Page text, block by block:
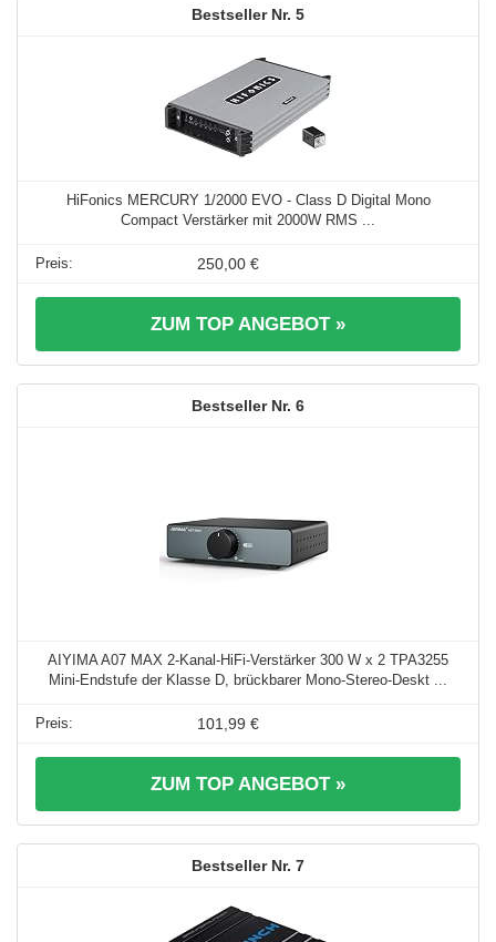
5
HiFonics MERCURY 1/2000 EVO - Class D Digital Mono
Compact Verstärker mit 2000W RMS ...
250,00 €
ZUM TOP ANGEBOT »
6
AIYIMA A07 MAX 2-Kanal-HiFi-Verstärker 300 W x 2 TPA3255
Mini-Endstufe der Klasse D, brückbarer Mono-Stereo-Deskt ...
101,99 €
ZUM TOP ANGEBOT »
7